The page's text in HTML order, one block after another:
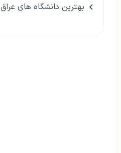
بهترین دانشگاه های عراق